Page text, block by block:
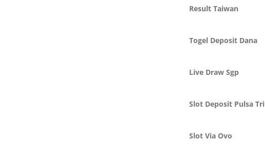
Result Taiwan
Togel Deposit Dana
Live Draw Sgp
Slot Deposit Pulsa Tri
Slot Via Ovo